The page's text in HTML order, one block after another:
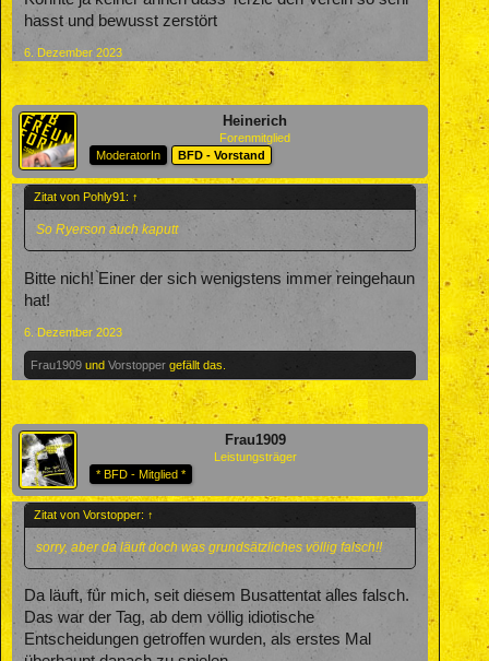
hasst und bewusst zerstört
6. Dezember 2023
Heinerich
Forenmitglied
ModeratorIn
BFD - Vorstand
Zitat von Pohly91: ↑
So Ryerson auch kaputt
Bitte nich! Einer der sich wenigstens immer reingehaun
hat!
6. Dezember 2023
Frau1909 und Vorstopper gefällt das.
Frau1909
Leistungsträger
* BFD - Mitglied *
Zitat von Vorstopper: ↑
sorry, aber da läuft doch was grundsätzliches völlig falsch!!
Da läuft, für mich, seit diesem Busattentat alles falsch.
Das war der Tag, ab dem völlig idiotische
Entscheidungen getroffen wurden, als erstes Mal